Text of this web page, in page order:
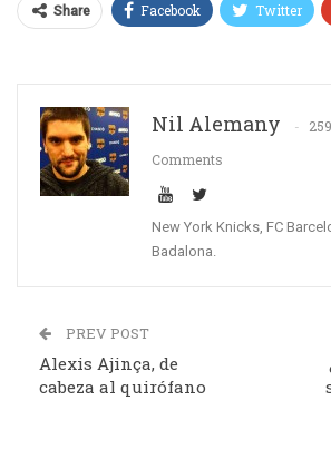
Share Facebook Twitter
Nil Alemany
Comments
New York Knicks, FC
Badalona.
PREV POST
Alexis Ajinça, de
cabeza al quirófano